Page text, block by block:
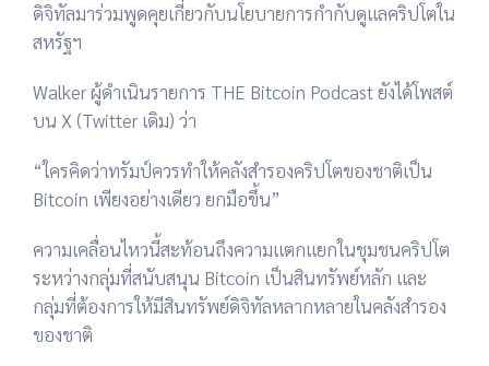
ดิจิทัลมาร่วมพูดคุยเกี่ยวกับนโยบายการกำกับดูแลคริปโตใน
สหรัฐฯ
Walkerผู้ดำเนินรายการ THE Bitcoin Podcastยังได้โพสต์
บน X (Twitter เดิม) ว่า
“ใครคิดว่าทรัมป์ควรทำให้คลังสำรองคริปโตของชาติเป็น
Bitcoin เพียงอย่างเดียว ยกมือขึ้น”
ความเคลื่อนไหวนี้สะท้อนถึงความแตกแยกในชุมชนคริปโต
ระหว่างกลุ่มที่สนับสนุน Bitcoin เป็นสินทรัพย์หลัก และ
กลุ่มที่ต้องการให้มีสินทรัพย์ดิจิทัลหลากหลายในคลังสำรอง
ของชาติ